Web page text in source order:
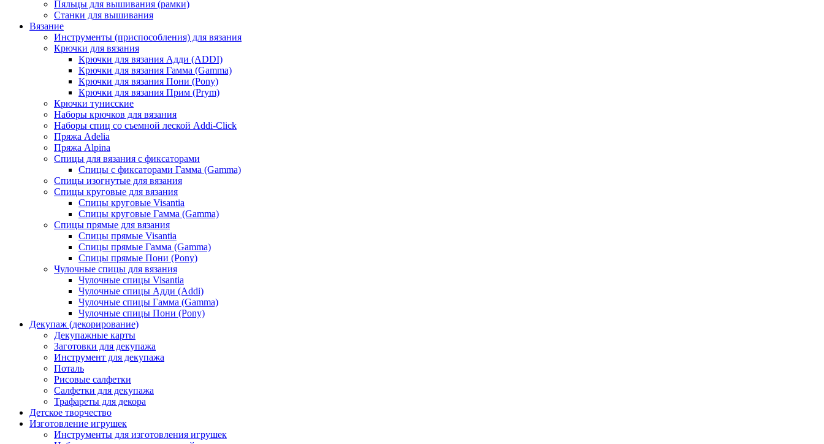
Пяльцы для вышивания (рамки)
Станки для вышивания
Вязание
Инструменты (приспособления) для вязания
Крючки для вязания
Крючки для вязания Адди (ADDI)
Крючки для вязания Гамма (Gamma)
Крючки для вязания Пони (Pony)
Крючки для вязания Прим (Prym)
Крючки тунисские
Наборы крючков для вязания
Наборы спиц со съемной леской Addi-Click
Пряжа Adelia
Пряжа Alpina
Спицы для вязания с фиксаторами
Спицы с фиксаторами Гамма (Gamma)
Спицы изогнутые для вязания
Спицы круговые для вязания
Спицы круговые Visantia
Спицы круговые Гамма (Gamma)
Спицы прямые для вязания
Спицы прямые Visantia
Спицы прямые Гамма (Gamma)
Спицы прямые Пони (Pony)
Чулочные спицы для вязания
Чулочные спицы Visantia
Чулочные спицы Адди (Addi)
Чулочные спицы Гамма (Gamma)
Чулочные спицы Пони (Pony)
Декупаж (декорирование)
Декупажные карты
Заготовки для декупажа
Инструмент для декупажа
Поталь
Рисовые салфетки
Салфетки для декупажа
Трафареты для декора
Детское творчество
Изготовление игрушек
Инструменты для изготовления игрушек